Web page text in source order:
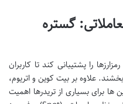
گستره
را پشتیبانی کند تا کاربران
علاوه بر بیت کوین و اتریوم،
برای بسیاری از تریدرها اهمیت